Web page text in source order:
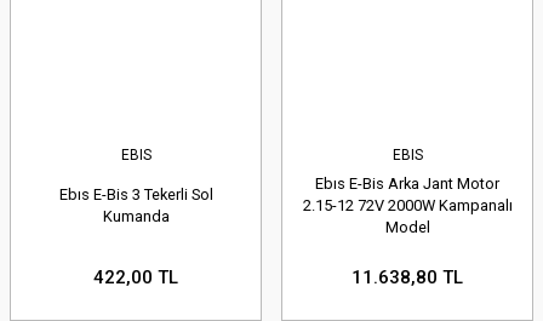
EBIS
Ebıs E-Bis 3 Tekerli Sol
Kumanda
422,00 TL
EBIS
Ebıs E-Bis Arka Jant Motor
2.15-12 72V 2000W Kampanalı
Model
11.638,80 TL